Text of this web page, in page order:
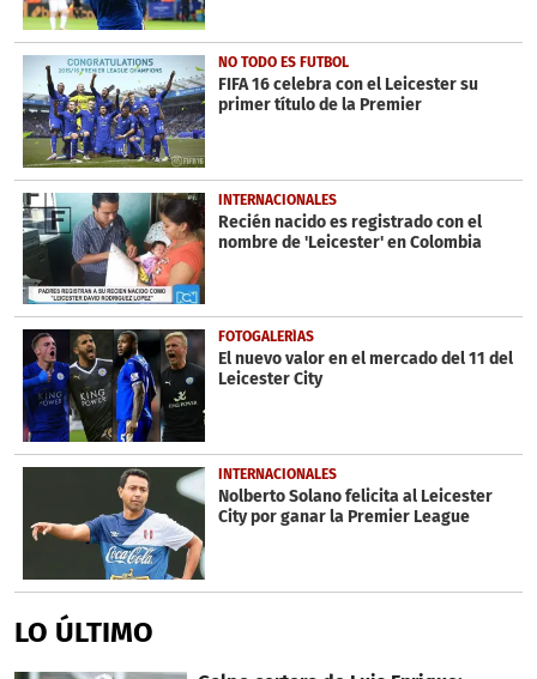
NO TODO ES FUTBOL
FIFA 16 celebra con el Leicester su
primer título de la Premier
INTERNACIONALES
Recién nacido es registrado con el
nombre de 'Leicester' en Colombia
FOTOGALERÍAS
El nuevo valor en el mercado del 11 del
Leicester City
INTERNACIONALES
Nolberto Solano felicita al Leicester
City por ganar la Premier League
LO ÚLTIMO